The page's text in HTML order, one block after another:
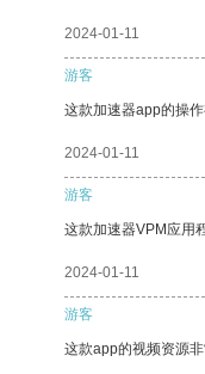
2024-01-11
游客
这款加速器app的操
2024-01-11
游客
这款加速器VPM应用
2024-01-11
游客
这款app的视频资源